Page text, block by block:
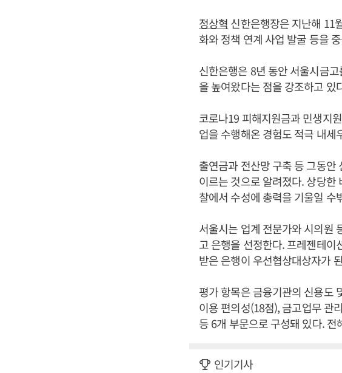
정상혁 신한은행장은 지난해 11
화와 정책 연계 사업 발굴 등을
신한은행은 8년 동안 서울시금
을 높여왔다는 점을 강조하고 있
코로나19 피해지원금과 민생지
업을 수행해온 경험도 적극 내세
출연금과 전산망 구축 등 그동안
이르는 것으로 알려졌다. 상당한
찰에서 수성에 총력을 기울일 수
서울시는 업계 전문가와 시의원
고 은행을 선정한다. 프레젠테이
받은 은행이 우선협상대상자가
평가 항목은 금융기관의 신용도
이용 편의성(18점), 금고업무 관
등 6개 부문으로 구성돼 있다. 전
인기기사